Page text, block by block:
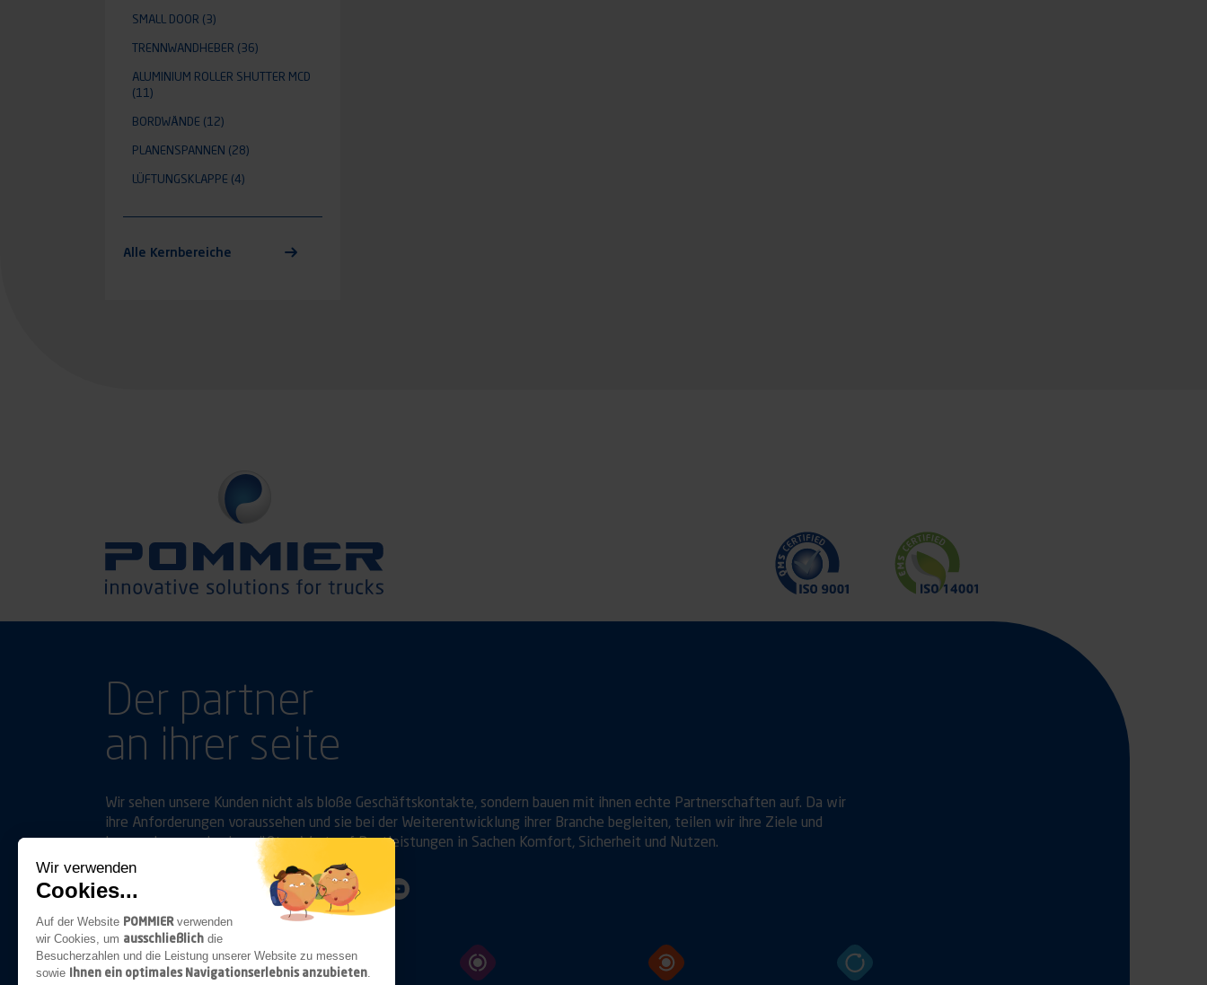
Wir verwenden
Cookies...
Auf der Website POMMIER verwenden
wir Cookies, um ausschließlich die
Besucherzahlen und die Leistung unserer Website zu messen
sowie Ihnen ein optimales Navigationserlebnis anzubieten
SMALL DOOR (3)
TRENNWANDHEBER (36)
ALUMINIUM ROLLER SHUTTER MCD
(11)
BORDWÄNDE (12)
PLANENSPANNEN (28)
LÜFTUNGSKLAPPE (4)
Alle Kernbereiche
Der partner
an ihrer seite
Wir sehen unsere Kunden nicht als bloße Geschäftskontakte, sondern bauen mit ihnen echte Partnerschaften auf. Da wir
ihre Anforderungen voraussehen und sie bei der Weiterentwicklung ihrer Branche begleiten, teilen wir ihre Ziele und
legen, ebenso wie sie, größten Wert auf Bestleistungen in Sachen Komfort, Sicherheit und Nutzen.
Folgen Sie uns auf Linkedin Youtube